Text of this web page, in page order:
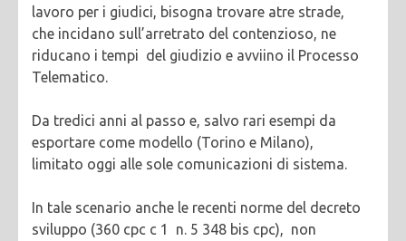
lavoro per i giudici, bisogna trovare atre strade,
che incidano sull’arretrato del contenzioso, ne
riducano i tempi del giudizio e avviino il Processo
Telematico.
Da tredici anni al passo e, salvo rari esempi da
esportare come modello (Torino e Milano),
limitato oggi alle sole comunicazioni di sistema.
In tale scenario anche le recenti norme del decreto
sviluppo (360 cpc c 1 n. 5 348 bis cpc), non